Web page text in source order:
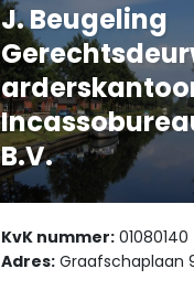
J. Beugeling
B.V.
KvK nummer: 01080140
Adres: Graafschaplaan